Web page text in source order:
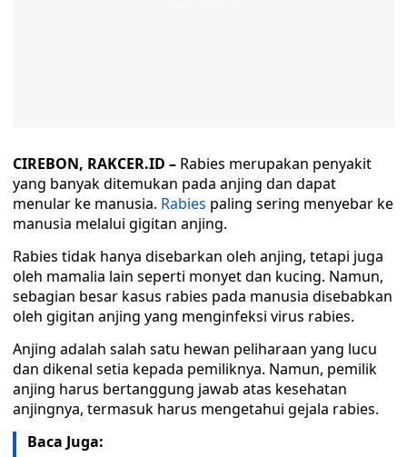
CIREBON, RAKCER.ID – Rabies merupakan penyakit
yang banyak ditemukan pada anjing dan dapat
menular ke manusia. Rabies paling sering menyebar ke
manusia melalui gigitan anjing.
Rabies tidak hanya disebarkan oleh anjing, tetapi juga
oleh mamalia lain seperti monyet dan kucing. Namun,
sebagian besar kasus rabies pada manusia disebabkan
oleh gigitan anjing yang menginfeksi virus rabies.
Anjing adalah salah satu hewan peliharaan yang lucu
dan dikenal setia kepada pemiliknya. Namun, pemilik
anjing harus bertanggung jawab atas kesehatan
anjingnya, termasuk harus mengetahui gejala rabies.
Baca Juga: